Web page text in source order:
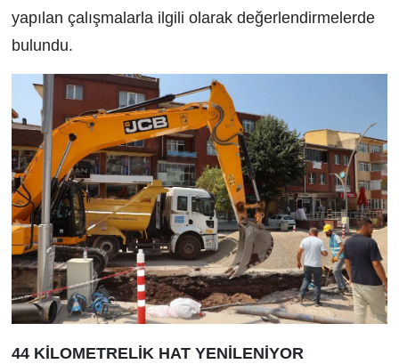
yapılan çalışmalarla ilgili olarak değerlendirmelerde
bulundu.
44 KİLOMETRELİK HAT YENİLENİYOR